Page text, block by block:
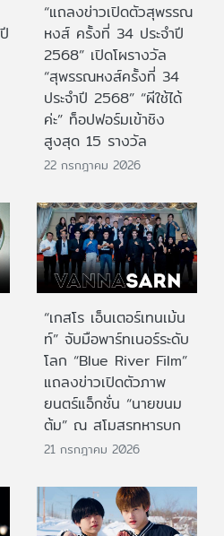
“แถลงข่าวเปิดตัวสุพรรณ
หงส์ ครั้งที่ 34 ประจำปี
2568” เปิดโผรางวัล
“สุพรรณหงส์ครั้งที่ 34
ประจำปี 2568” “ผีใช้ได้
ค่ะ” ท็อปฟอร์มเข้าชิง
สูงสุด 15 รางวัล
22 กรกฎาคม 2026
“เกสโร เอ็นเตอร์เทนเม้น
ท์” จับมือพาร์ทเนอร์ระดับ
โลก “Blue River Film”
แถลงข่าวเปิดตัวภาพ
ยนตร์แอ็กชั่น “นายขนม
ต้ม” ณ สโมสรทหารบก
21 กรกฎาคม 2026